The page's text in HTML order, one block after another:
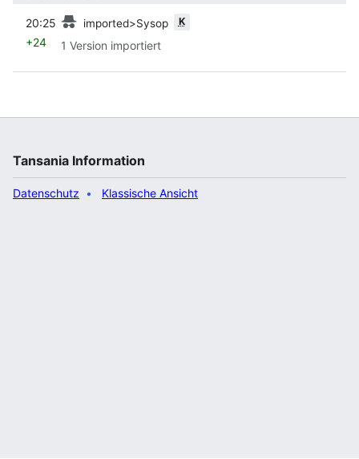
20:25 imported>Sysop K
+24 1 Version importiert
Tansania Information
Datenschutz Klassische Ansicht